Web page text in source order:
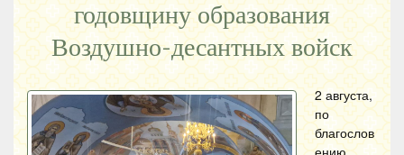
годовщину образования
Воздушно-десантных войск
2 августа,
по
благослов
ению